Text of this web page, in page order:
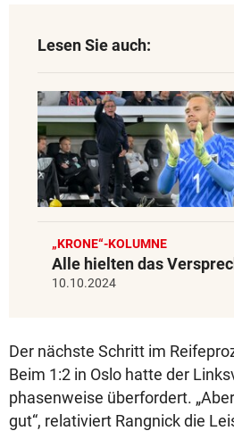
Lesen Sie auch:
„KRONE“-KOLUMNE
Alle hielten das
10.10.2024
Der nächste Schritt im
Beim 1:2 in Oslo hatte der
phasenweise überfordert.
gut“, relativiert Rangnick die